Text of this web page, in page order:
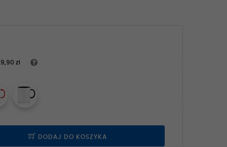
zł
DODAJ DO KOSZYKA